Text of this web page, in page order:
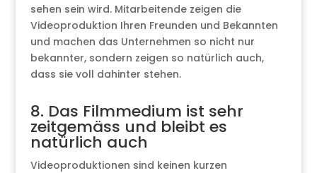
sehen sein wird. Mitarbeitende zeigen die
Videoproduktion Ihren Freunden und Bekannten
und machen das Unternehmen so nicht nur
bekannter, sondern zeigen so natürlich auch,
dass sie voll dahinter stehen.
8. Das Filmmedium ist sehr
zeitgemäss und bleibt es
natürlich auch
Videoproduktionen sind keinen kurzen